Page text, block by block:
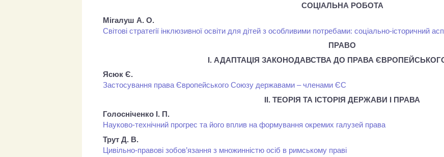
СОЦІАЛЬНА РОБОТА
Мігалуш А. О.
Світові стратегії інклюзивної освіти для дітей з особливими потребами: соціально-історичний
ПРАВО
І. АДАПТАЦІЯ ЗАКОНОДАВСТВА ДО ПРАВА
Ясюк Є.
Застосування права Європейського Союзу державами – членами ЄС
ІІ. ТЕОРІЯ ТА ІСТОРІЯ ДЕРЖАВИ І ПРАВА
Голосніченко І. П.
Науково-технічний прогрес та його вплив на формування окремих галузей права
Трут Д. В.
Цивільно-правові зобов’язання з множинністю осіб в римському праві